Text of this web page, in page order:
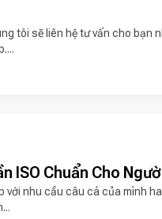
tôi sẽ liên hệ tư vấn cho bạn
ISO Chuẩn Cho
với nhu cầu câu cá của mình